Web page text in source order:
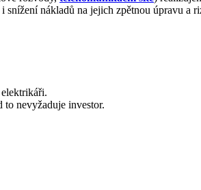
i snížení nákladů na jejich zpětnou úpravu a
nevyžaduje investor.